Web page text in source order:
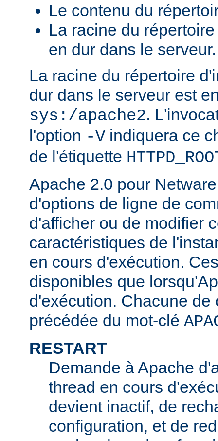
Le contenu du
La racine du
en dur dans le serveur.
La racine du répertoire
dur dans le serveur est
sys:/apache2.
l'option -V indiquera ce
de l'étiquette
Apache 2.0 pour
d'options de ligne de
d'afficher ou de modifier
caractéristiques de
en cours d'exécution.
disponibles que
d'exécution. Chacune de
précédée du mot-clé
RESTART
Demande à Apache
thread en cours
devient inactif, de
configuration, et de